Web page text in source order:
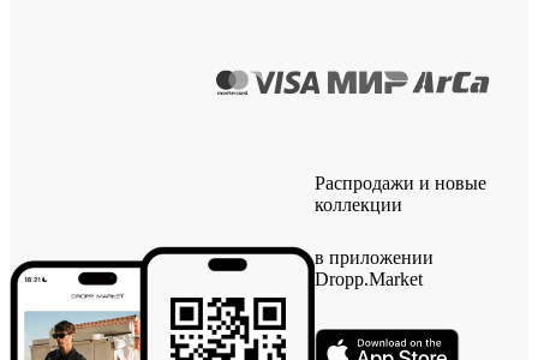
Распродажи и новые
коллекции
в приложении
Dropp.Market